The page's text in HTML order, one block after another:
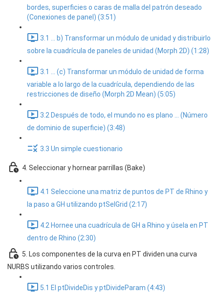
bordes, superficies o caras de malla del patrón deseado
(Conexiones de panel) (3:51)
3.1 ... b) Transformar un módulo de unidad y distribuirlo
sobre la cuadrícula de paneles de unidad (Morph 2D) (1:28)
3.1 ... (c) Transformar un módulo de unidad de forma
variable a lo largo de la cuadrícula, dependiendo de las
restricciones de diseño (Morph 2D Mean) (5:05)
3.2 Después de todo, el mundo no es plano ... (Número
de dominio de superficie) (3:48)
3.3 Un simple cuestionario
4. Seleccionar y hornear parrillas (Bake)
4.1 Seleccione una matriz de puntos de PT de Rhino y
la paso a GH utilizando ptSelGrid (2:17)
4.2 Hornee una cuadrícula de GH a Rhino y úsela en PT
dentro de Rhino (2:30)
5. Los componentes de la curva en PT dividen una curva
NURBS utilizando varios controles.
5.1 El ptDivideDis y ptDivideParam (4:43)